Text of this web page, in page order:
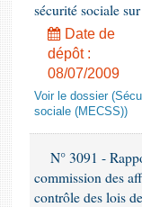
sécurité sociale
Date de
dépôt :
08/07/2009
Voir le dossier
sociale (MECSS))
N° 3091 -
commission des
contrôle des lois